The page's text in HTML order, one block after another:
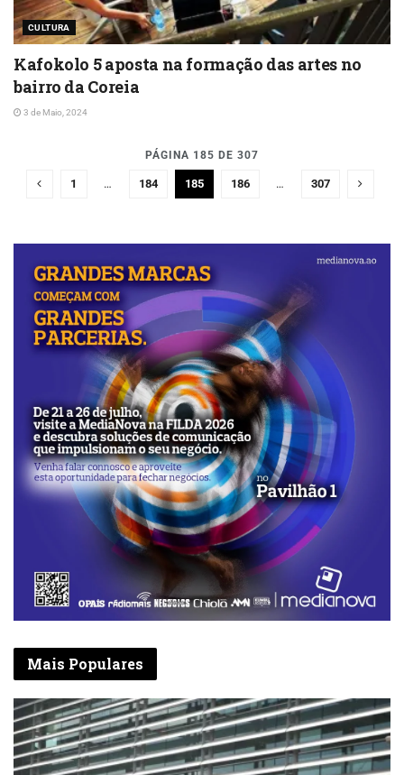
CULTURA
Kafokolo 5 aposta na formação das artes no
bairro da Coreia
3 de Maio, 2024
PÁGINA 185 DE 307
1 … 184 185 186 … 307
Mais Populares